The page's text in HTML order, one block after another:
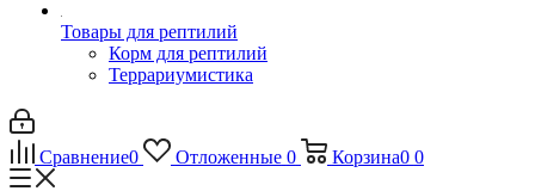
Товары для рептилий
Корм для рептилий
Террариумистика
Сравнение0 Отложенные 0 Корзина0 0